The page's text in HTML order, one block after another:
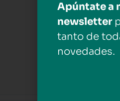
Apúntate a
newsletter
tanto de
novedades.